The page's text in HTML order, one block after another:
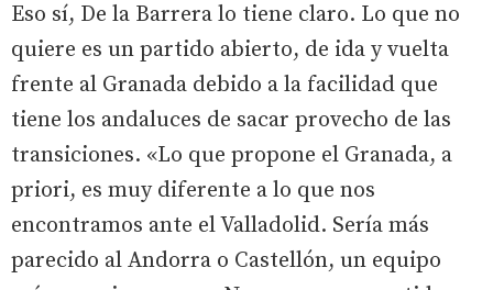
Eso sí, De la Barrera lo tiene claro. Lo que no
quiere es un partido abierto, de ida y vuelta
frente al Granada debido a la facilidad que
tiene los andaluces de sacar provecho de las
transiciones. «Lo que propone el Granada, a
priori, es muy diferente a lo que nos
encontramos ante el Valladolid. Sería más
parecido al Andorra o Castellón, un equipo